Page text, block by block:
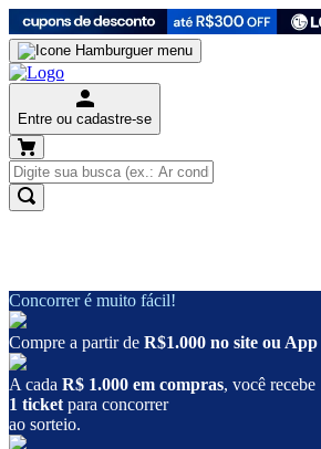
Entre ou cadastre-se
Concorrer é muito fácil!
Compre a partir de R$1.000 no site ou App
A cada R$ 1.000 em compras, você recebe
1 ticket para concorrer
ao sorteio.